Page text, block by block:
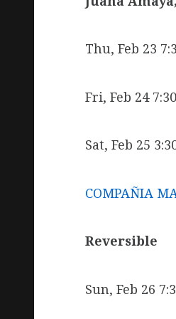
Thu, Feb 23
Fri, Feb 24
Sat, Feb 25
COMPAÑIA
Reversible
Sun, Feb 26